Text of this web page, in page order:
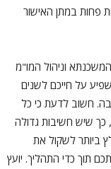
פחות במתן האישור
וניהול המו"מ
על חייכם לשנים
חשוב לדעת כי כל
כך שיש חשיבות גדולה
ביותר לשקול את
תוך כדי התהליך. יועץ